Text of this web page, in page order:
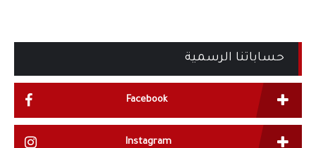
حساباتنا الرسمية
Facebook
Instagram